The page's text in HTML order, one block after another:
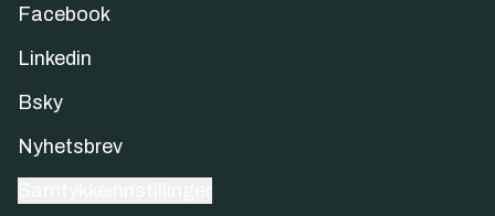
Facebook
Linkedin
Bsky
Nyhetsbrev